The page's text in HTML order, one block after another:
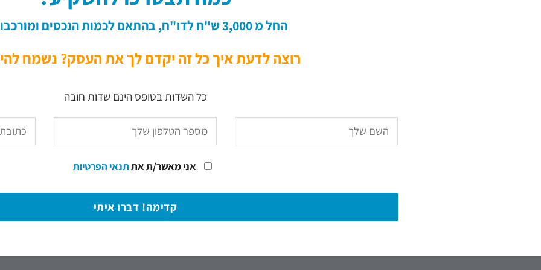
החל מ 3,000 ש"ח לדו"ח, בהתאם לכמות הנכסים ומורכבותם
רוצה לדעת איך כל זה יקדם לך את העסק? נשמח
כל השדות בטופס הינם שדות חובה
אני מאשר/ת אתתנאי הפרטיות